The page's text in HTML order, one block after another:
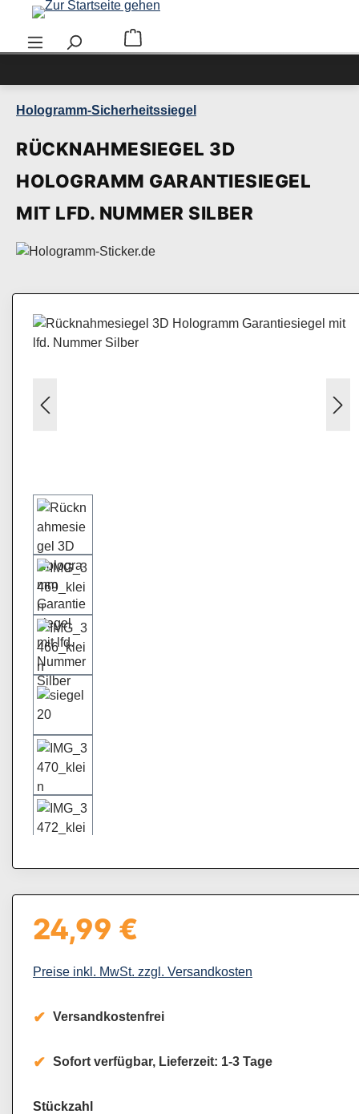
Zum Hauptinhalt springen
Warenkorb enthält 0 Positionen. Der
Hologramm-Sicherheitssiegel
RÜCKNAHMESIEGEL 3D
HOLOGRAMM GARANTIESIEGEL
MIT LFD. NUMMER SILBER
Bildergalerie überspringen
Regulärer Preis:
24,99 €
Preise inkl. MwSt. zzgl. Versandkosten
Versandkostenfrei
Sofort verfügbar, Lieferzeit: 1-3 Tage
Stückzahl auswählen